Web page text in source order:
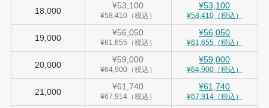
18,000
¥53,100
¥58,410（税込）
¥53,100
¥58,410（税込）
19,000
¥56,050
¥61,655（税込）
¥56,050
¥61,655（税込）
20,000
¥59,000
¥64,900（税込）
¥59,000
¥64,900（税込）
21,000
¥61,740
¥67,914（税込）
¥61,740
¥67,914（税込）